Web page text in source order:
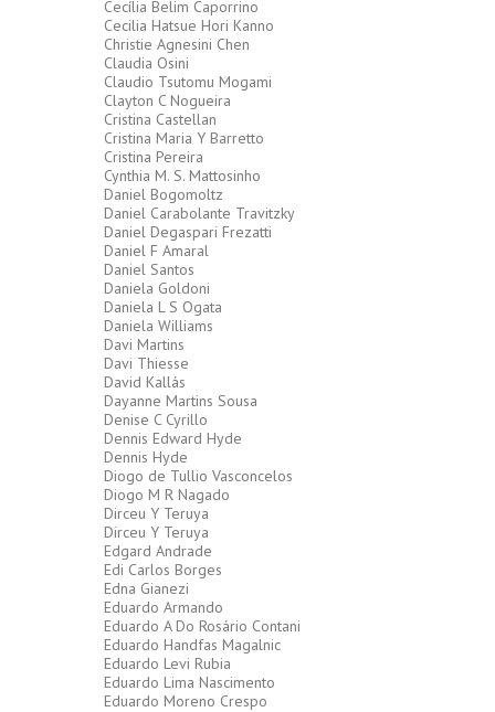
Cecília Belim Caporrino
Cecilia Hatsue Hori Kanno
Christie Agnesini Chen
Claudia Osini
Claudio Tsutomu Mogami
Clayton C Nogueira
Cristina Castellan
Cristina Maria Y Barretto
Cristina Pereira
Cynthia M. S. Mattosinho
Daniel Bogomoltz
Daniel Carabolante Travitzky
Daniel Degaspari Frezatti
Daniel F Amaral
Daniel Santos
Daniela Goldoni
Daniela L S Ogata
Daniela Williams
Davi Martins
Davi Thiesse
David Kallás
Dayanne Martins Sousa
Denise C Cyrillo
Dennis Edward Hyde
Dennis Hyde
Diogo de Tullio Vasconcelos
Diogo M R Nagado
Dirceu Y Teruya
Dirceu Y Teruya
Edgard Andrade
Edi Carlos Borges
Edna Gianezi
Eduardo Armando
Eduardo A Do Rosário Contani
Eduardo Handfas Magalnic
Eduardo Levi Rubia
Eduardo Lima Nascimento
Eduardo Moreno Crespo